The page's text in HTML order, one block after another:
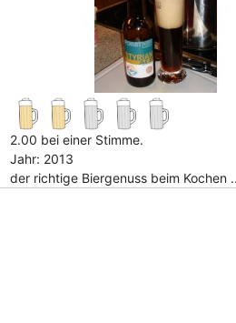
2.00 bei einer Stimme.
Jahr: 2013
der richtige Biergenuss beim Kochen